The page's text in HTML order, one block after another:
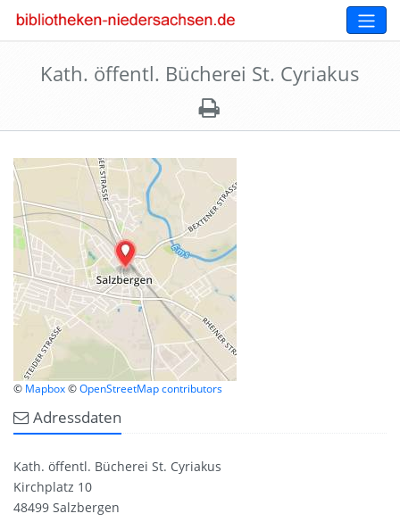
Kath. öffentl. Bücherei St. Cyriakus
© Mapbox © OpenStreetMap contributors
Adressdaten
Kath. öffentl. Bücherei St. Cyriakus
Kirchplatz 10
48499 Salzbergen